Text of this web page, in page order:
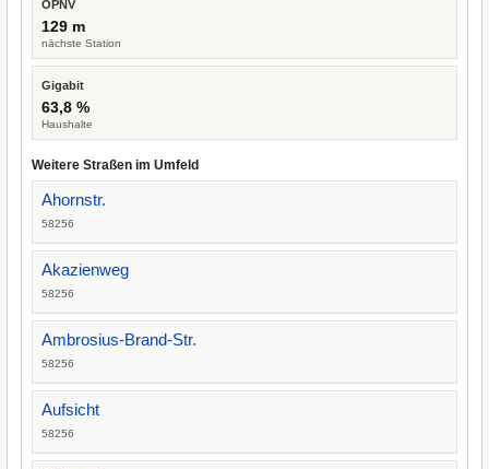
ÖPNV
129 m
nächste Station
Gigabit
63,8 %
Haushalte
Weitere Straßen im Umfeld
Ahornstr.
58256
Akazienweg
58256
Ambrosius-Brand-Str.
58256
Aufsicht
58256